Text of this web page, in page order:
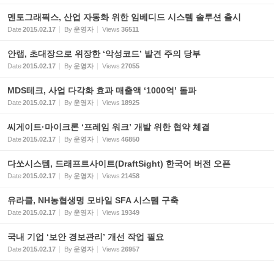
멘토그래픽스, 산업 자동화 위한 임베디드 시스템 솔루션 출시
Date2015.02.17 By 운영자 Views 36511
안랩, 초대장으로 위장한 ‘악성코드’ 발견 주의 당부
Date2015.02.17 By 운영자 Views 27055
MDS테크, 사업 다각화 효과 매출액 ‘1000억’ 돌파
Date2015.02.17 By 운영자 Views 18925
씨게이트·마이크론 ‘프레임 워크’ 개발 위한 협약 체결
Date2015.02.17 By 운영자 Views 46850
다쏘시스템, 드래프트사이트(DraftSight) 한국어 버전 오픈
Date2015.02.17 By 운영자 Views 21458
유라클, NH농협생명 모바일 SFA 시스템 구축
Date2015.02.17 By 운영자 Views 19349
국내 기업 ‘보안 경보관리’ 개선 작업 필요
Date2015.02.17 By 운영자 Views 26957